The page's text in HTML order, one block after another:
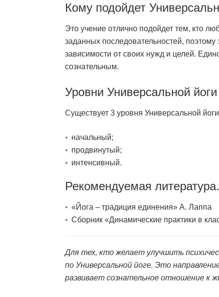
Кому подойдет
Это учение отлично подойдет тем, кто
заданных последовательностей,
зависимости от своих нужд и целей.
сознательным.
Уровни Универсальной йоги
Существует 3 уровня Универсальной
начальный;
продвинутый;
интенсивный.
Рекомендуемая
«Йога – традиция единения» А. Лаппа
Сборник «Динамические практики в
Для тех, кто желает улучшить
по Универсальной йоге. Это
развивает сознательное отношение к